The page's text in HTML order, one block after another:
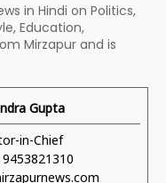
in Hindi on Politics,
Education,
Mirzapur and is
Gupta
in-Chief